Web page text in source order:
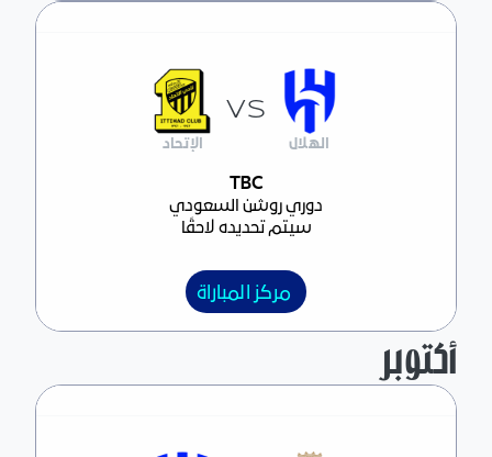
مركز المباراةTBC
دوري روشن السعودي
سيتم تحديده لاحقًا
الهلال
VS
الإتحاد
مركز المباراة
أكتوبر